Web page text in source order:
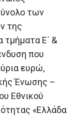
των
της
τμήματα Ε΄ &
που
ευρώ,
Ένωσης –
Εθνικού
«Ελλάδα